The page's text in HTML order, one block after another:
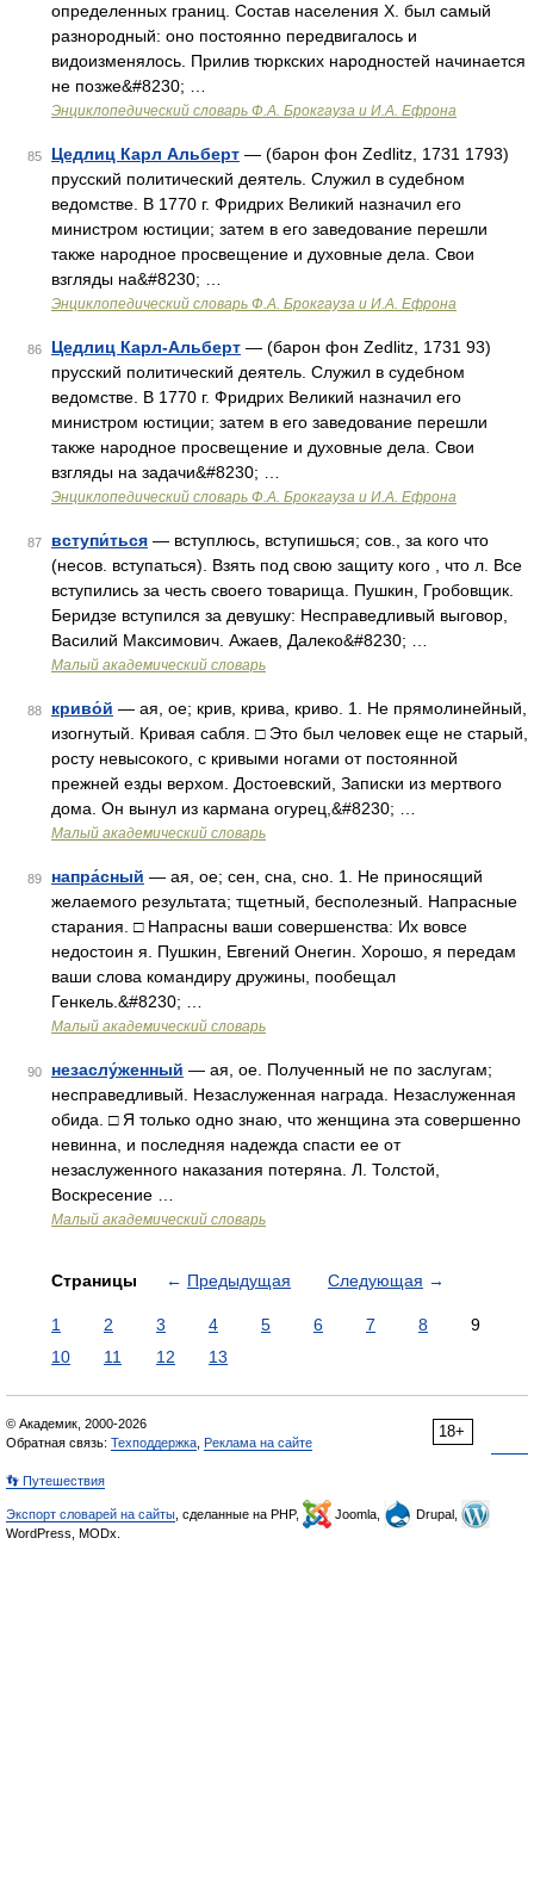
определенных границ. Состав населения X. был самый
разнородный: оно постоянно передвигалось и
видоизменялось. Прилив тюркских народностей начинается
не позже&#8230; …
Энциклопедический словарь Ф.А. Брокгауза и И.А. Ефрона
85 Цедлиц Карл Альберт — (барон фон Zedlitz, 1731 1793)
прусский политический деятель. Служил в судебном
ведомстве. В 1770 г. Фридрих Великий назначил его
министром юстиции; затем в его заведование перешли
также народное просвещение и духовные дела. Свои
взгляды на&#8230; …
Энциклопедический словарь Ф.А. Брокгауза и И.А. Ефрона
86 Цедлиц Карл-Альберт — (барон фон Zedlitz, 1731 93)
прусский политический деятель. Служил в судебном
ведомстве. В 1770 г. Фридрих Великий назначил его
министром юстиции; затем в его заведование перешли
также народное просвещение и духовные дела. Свои
взгляды на задачи&#8230; …
Энциклопедический словарь Ф.А. Брокгауза и И.А. Ефрона
87 вступи́ться — вступлюсь, вступишься; сов., за кого что
(несов. вступаться). Взять под свою защиту кого , что л. Все
вступились за честь своего товарища. Пушкин, Гробовщик.
Беридзе вступился за девушку: Несправедливый выговор,
Василий Максимович. Ажаев, Далеко&#8230; …
Малый академический словарь
88 криво́й — ая, ое; крив, крива, криво. 1. Не прямолинейный,
изогнутый. Кривая сабля. □ Это был человек еще не старый,
росту невысокого, с кривыми ногами от постоянной
прежней езды верхом. Достоевский, Записки из мертвого
дома. Он вынул из кармана огурец,&#8230; …
Малый академический словарь
89 напра́сный — ая, ое; сен, сна, сно. 1. Не приносящий
желаемого результата; тщетный, бесполезный. Напрасные
старания. □ Напрасны ваши совершенства: Их вовсе
недостоин я. Пушкин, Евгений Онегин. Хорошо, я передам
ваши слова командиру дружины, пообещал
Генкель.&#8230; …
Малый академический словарь
90 незаслу́женный — ая, ое. Полученный не по заслугам;
несправедливый. Незаслуженная награда. Незаслуженная
обида. □ Я только одно знаю, что женщина эта совершенно
невинна, и последняя надежда спасти ее от
незаслуженного наказания потеряна. Л. Толстой,
Воскресение …
Малый академический словарь
Страницы ← Предыдущая Следующая →
1 2 3 4 5 6 7 8
9
10
11 12 13
18+
© Академик, 2000-2026
Обратная связь: Техподдержка Реклама на сайте
👣 Путешествия
Экспорт словарей на сайты , сделанные на PHP, Joomla,
Drupal,
WordPress, MODx.